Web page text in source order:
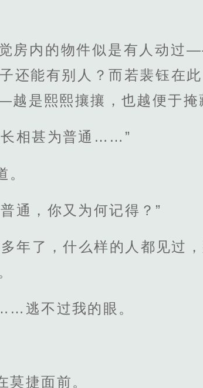
房内的物件似是有人动过
还能有别人？而若裴钰在
是熙熙攘攘，也越便于掩
相甚为普通……”
通，你又为何记得？”
年了，什么样的人都见过
逃不过我的眼。
捷面前。